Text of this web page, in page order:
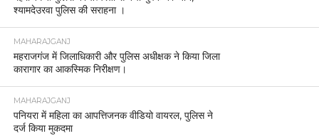
श्यामदेउरवा पुलिस की सराहना ।
MAHARAJGANJ
महराजगंज में जिलाधिकारी और पुलिस अधीक्षक ने किया जिला
कारागार का आकस्मिक निरीक्षण।
MAHARAJGANJ
पनियरा में महिला का आपत्तिजनक वीडियो वायरल, पुलिस ने
दर्ज किया मुकदमा